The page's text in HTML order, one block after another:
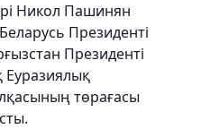
Никол Пашинян
Президенті
Президенті
төрағасы